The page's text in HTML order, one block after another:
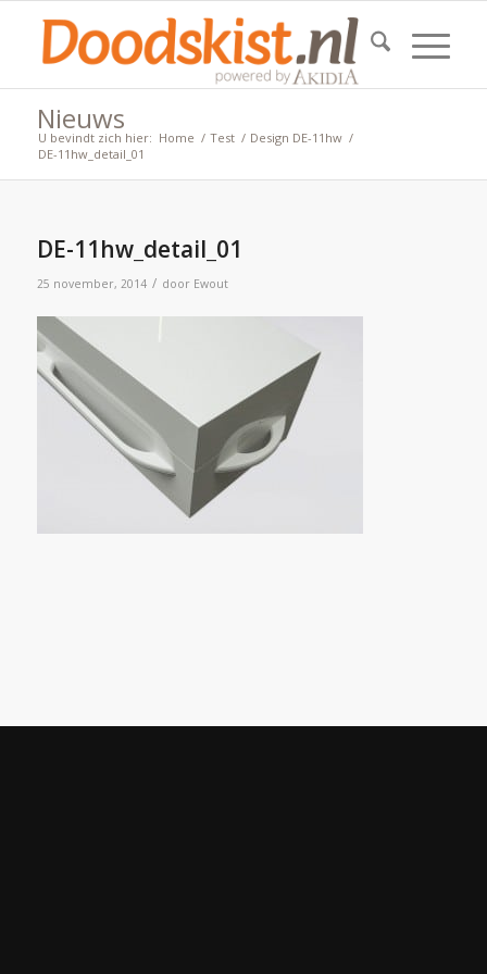
Nieuws
U bevindt zich hier: Home / Test / Design DE-11hw /
DE-11hw_detail_01
DE-11hw_detail_01
25 november, 2014 / door Ewout